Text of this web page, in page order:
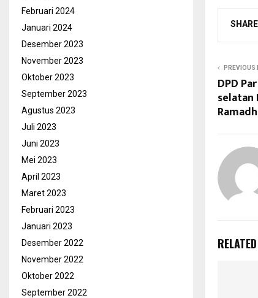
SHARE
PREVIOUS
DPD
selatan
Februari 2024
Januari 2024
Desember 2023
November 2023
Oktober 2023
September 2023
Agustus 2023
Juli 2023
Juni 2023
Mei 2023
April 2023
Maret 2023
Februari 2023
Januari 2023
Desember 2022
November 2022
Oktober 2022
September 2022